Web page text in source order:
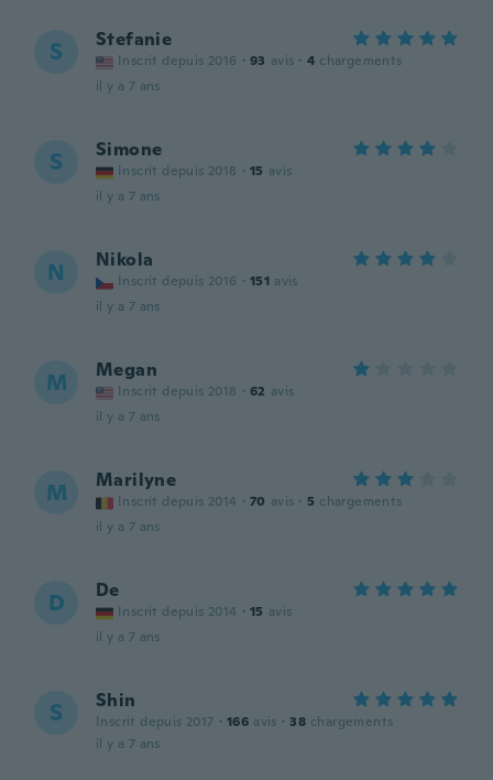
S Stefanie
Inscrit depuis 2016 · 93 avis · 4 chargements
il y a 7 ans
S Simone
Inscrit depuis 2018 · 15 avis
il y a 7 ans
N Nikola
Inscrit depuis 2016 · 151 avis
il y a 7 ans
M Megan
Inscrit depuis 2018 · 62 avis
il y a 7 ans
M Marilyne
Inscrit depuis 2014 · 70 avis · 5 chargements
il y a 7 ans
D De
Inscrit depuis 2014 · 15 avis
il y a 7 ans
S Shin
Inscrit depuis 2017 · 166 avis · 38 chargements
il y a 7 ans